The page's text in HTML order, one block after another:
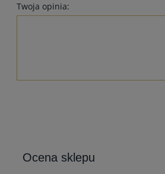
Twoja opinia:
Ocena sklepu